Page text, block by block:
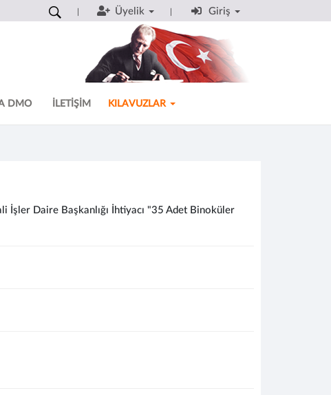
Üyelik Giriş
DMO İLETİŞİM KILAVUZLAR
Daire Başkanlığı İhtiyacı "35 Adet Binoküler